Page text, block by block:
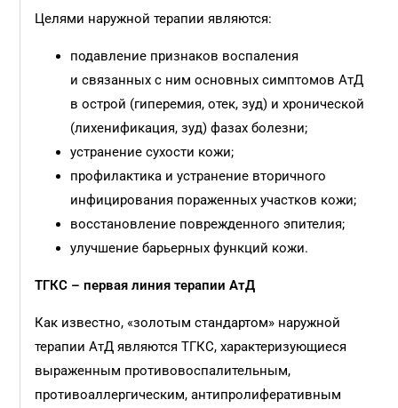
Целями наружной терапии являются:
подавление признаков воспаления
и связанных с ним основных симптомов АтД
в острой (гиперемия, отек, зуд) и хронической
(лихенификация, зуд) фазах болезни;
устранение сухости кожи;
профилактика и устранение вторичного
инфицирования пораженных участков кожи;
восстановление поврежденного эпителия;
улучшение барьерных функций кожи.
ТГКС – первая линия терапии АтД
Как известно, «золотым стандартом» наружной
терапии АтД являются ТГКС, характеризующиеся
выраженным противовоспалительным,
противоаллергическим, антипролиферативным